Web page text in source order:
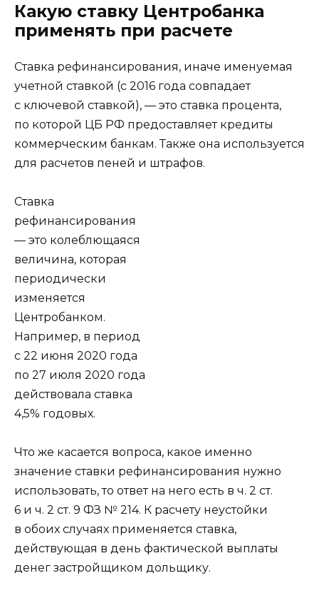
Какую ставку Центробанка
применять при расчете
Ставка рефинансирования, иначе именуемая
учетной ставкой (с 2016 года совпадает
с ключевой ставкой), — это ставка процента,
по которой ЦБ РФ предоставляет кредиты
коммерческим банкам. Также она используется
для расчетов пеней и штрафов.
Ставка
рефинансирования
— это колеблющаяся
величина, которая
периодически
изменяется
Центробанком.
Например, в период
с 22 июня 2020 года
по 27 июля 2020 года
действовала ставка
4,5% годовых.
Что же касается вопроса, какое именно
значение ставки рефинансирования нужно
использовать, то ответ на него есть в ч. 2 ст.
6 и ч. 2 ст. 9 ФЗ № 214. К расчету неустойки
в обоих случаях применяется ставка,
действующая в день фактической выплаты
денег застройщиком дольщику.